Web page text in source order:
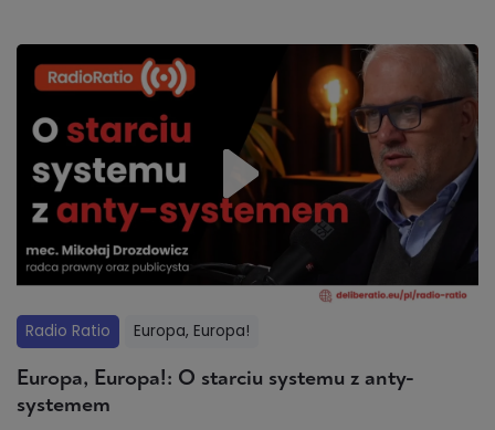
Radio Ratio Europa, Europa!
Europa, Europa!: O starciu systemu z anty-
systemem